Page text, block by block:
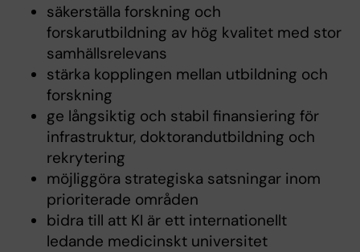
säkerställa forskning och
forskarutbildning av hög kvalitet med stor
samhällsrelevans
stärka kopplingen mellan utbildning och
forskning
ge långsiktig och stabil finansiering för
infrastruktur, doktorandutbildning och
rekrytering
möjliggöra strategiska satsningar inom
prioriterade områden
bidra till att KI är ett internationellt
ledande medicinskt universitet